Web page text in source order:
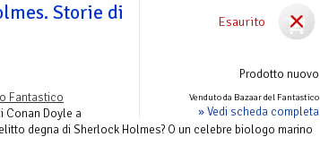
Esaurito
Prodotto nuovo
Venduto da Bazaar del Fantastico
» Vedi scheda completa
Storie di
Fantastico
Conan Doyle a
degna di Sherlock Holmes? O un celebre biologo marino